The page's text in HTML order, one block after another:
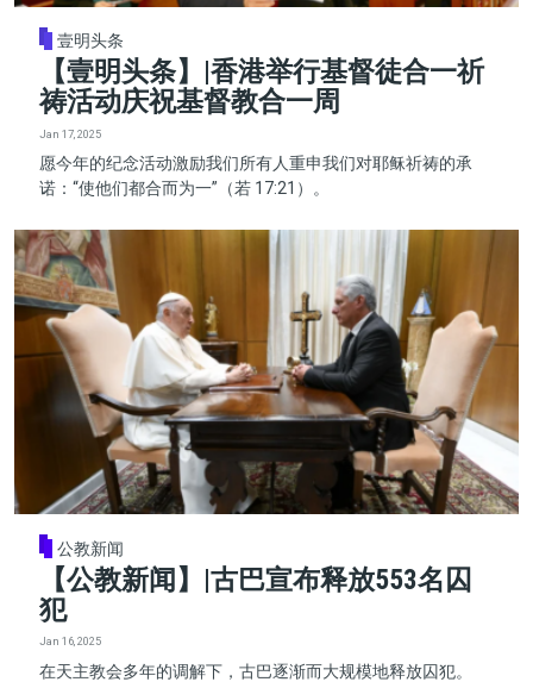
壹明头条
【壹明头条】|香港举行基督徒合一祈
祷活动庆祝基督教合一周
Jan 17, 2025
愿今年的纪念活动激励我们所有人重申我们对耶稣祈祷的承
诺：“使他们都合而为一”（若 17:21）。
公教新闻
【公教新闻】|古巴宣布释放553名囚
犯
Jan 16, 2025
在天主教会多年的调解下，古巴逐渐而大规模地释放囚犯。